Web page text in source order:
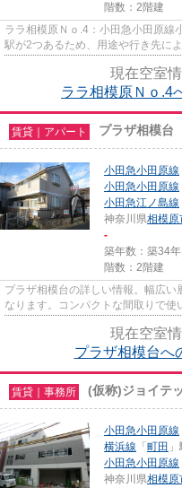
階数：2階建
ララ相模原Ｎｏ.4：小田急小田原線
駅が2つあるため、用途や行き先に
現在空室
ララ相模原Ｎｏ.4
賃貸｜アパート プラザ相模台
小田急小田原線
小田急小田原線
小田急江ノ島線
神奈川県相模原
-
築年数：築34年
階数：2階建
プラザ相模台の詳しい情報。幅広
なります。コンパクトな間取りで
現在空室
プラザ相模台へ
賃貸｜事務所 (仮称)ジョイテ
小田急小田原線
横浜線 「 町田
小田急小田原線
神奈川県相模原